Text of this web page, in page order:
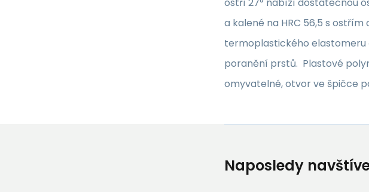
a kalené na HRC 56,5 s
termoplastického elastomeru
poranění prstů. Plastové
omyvatelné, otvor ve špičce
Naposledy